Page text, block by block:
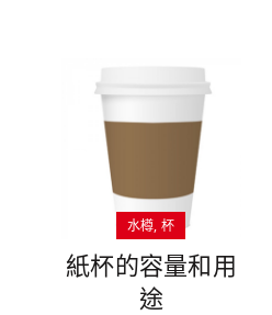
水樽 杯
紙杯的容量和用
途